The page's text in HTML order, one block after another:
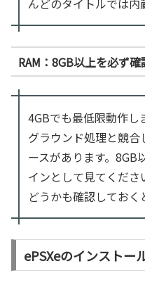
んどのタイトルでは内
RAM：8GB以上を必ず確
4GBでも最低限動作
グラウンド処理と競合
ースがあります。8GB
インとして見てくだ
どうかも確認しておく
ePSXeのインストー